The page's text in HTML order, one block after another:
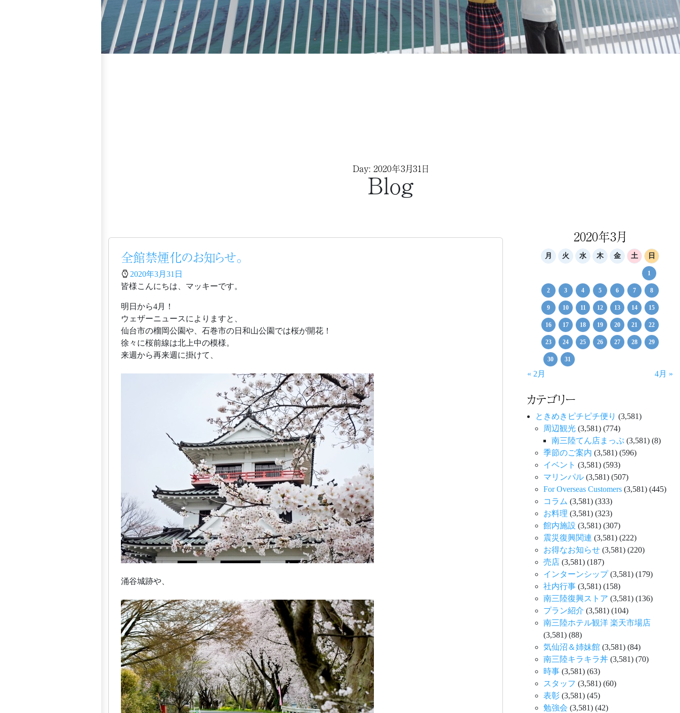
Day: 2020年3月31日
Blog
全館禁煙化のお知らせ。
2020年3月31日
皆様こんにちは、マッキーです。
明日から4月！
ウェザーニュースによりますと、
仙台市の榴岡公園や、石巻市の日和山公園では桜が開花！
徐々に桜前線は北上中の模様。
来週から再来週に掛けて、
涌谷城跡や、
2020年3月
月 火 水 木 金 土 日
1
2 3 4 5 6 7 8
9 10 11 12 13 14 15
16 17 18 19 20 21 22
23 24 25 26 27 28 29
30 31
« 2月 4月 »
カテゴリー
ときめきピチピチ便り (3,581)
周辺観光 (3,581) (774)
南三陸てん店まっぷ (3,581) (8)
季節のご案内 (3,581) (596)
イベント (3,581) (593)
マリンパル (3,581) (507)
For Overseas Customers (3,581) (445)
コラム (3,581) (333)
お料理 (3,581) (323)
館内施設 (3,581) (307)
震災復興関連 (3,581) (222)
お得なお知らせ (3,581) (220)
売店 (3,581) (187)
インターンシップ(3,581) (179)
社内行事 (3,581) (158)
南三陸復興ストア (3,581) (136)
プラン紹介 (3,581) (104)
南三陸ホテル観洋 楽天市場店
(3,581) (88)
気仙沼＆姉妹館 (3,581) (84)
南三陸キラキラ丼 (3,581) (70)
時事 (3,581) (63)
スタッフ (3,581) (60)
表彰 (3,581) (45)
勉強会 (3,581) (42)